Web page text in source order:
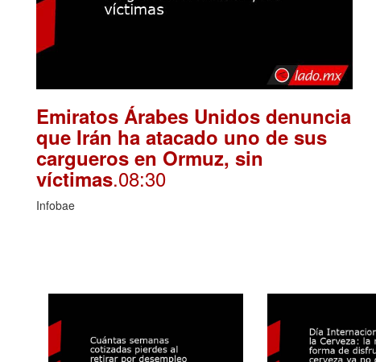
Emiratos Árabes Unidos denuncia
que Irán ha atacado uno de sus
cargueros en Ormuz, sin
víctimas.08:30
Infobae